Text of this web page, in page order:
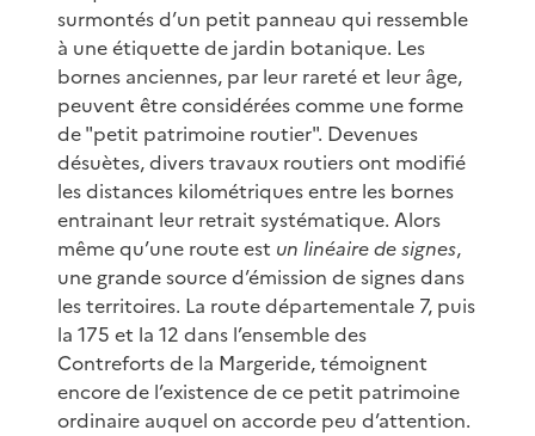
surmontés d’un petit panneau qui ressemble
à une étiquette de jardin botanique. Les
bornes anciennes, par leur rareté et leur âge,
peuvent être considérées comme une forme
de "petit patrimoine routier". Devenues
désuètes, divers travaux routiers ont modifié
les distances kilométriques entre les bornes
entrainant leur retrait systématique. Alors
même qu’une route est un linéaire de signes,
une grande source d’émission de signes dans
les territoires. La route départementale 7, puis
la 175 et la 12 dans l’ensemble des
Contreforts de la Margeride, témoignent
encore de l’existence de ce petit patrimoine
ordinaire auquel on accorde peu d’attention.